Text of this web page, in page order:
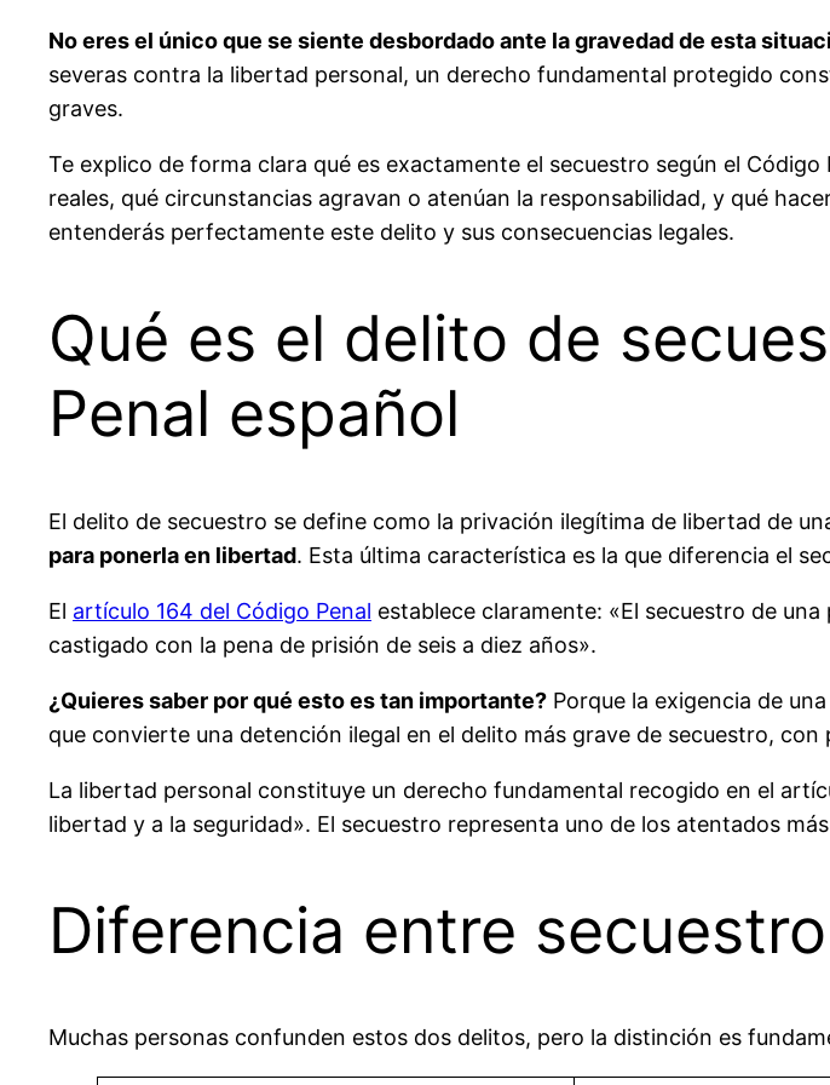
No eres el único que se siente desbordado ante la gravedad de esta
severas contra la libertad personal, un derecho fundamental protegido
graves.
Te explico de forma clara qué es exactamente el secuestro según el
reales, qué circunstancias agravan o atenúan la responsabilidad, y qué
entenderás perfectamente este delito y sus consecuencias legales.
Qué es el delito de
Penal español
El delito de secuestro se define como la privación ilegítima de libertad de
para ponerla en libertad. Esta última característica es la que diferencia el
El artículo 164 del Código Penal establece claramente: «El secuestro de
castigado con la pena de prisión de seis a diez años».
¿Quieres saber por qué esto es tan importante? Porque la exigencia de
que convierte una detención ilegal en el delito más grave de secuestro, con
La libertad personal constituye un derecho fundamental recogido en el
libertad y a la seguridad». El secuestro representa uno de los atentados
Diferencia entre
Muchas personas confunden estos dos delitos, pero la distinción es